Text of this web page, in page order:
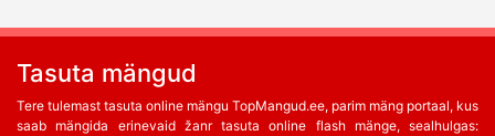
Tasuta mängud
Tere tulemast tasuta online mängu TopMangud.ee, parim mäng portaal, kus
saab mängida erinevaid žanr tasuta online flash mänge, sealhulgas: